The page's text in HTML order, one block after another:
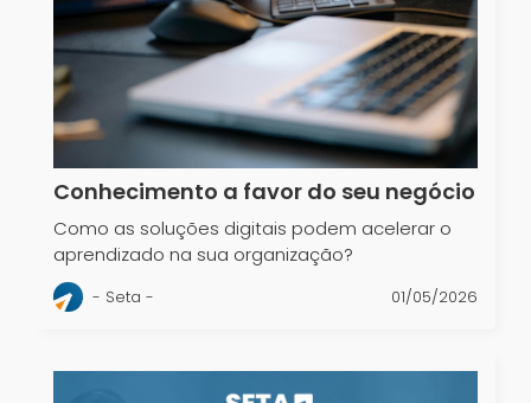
Conhecimento a favor do seu negócio
Como as soluções digitais podem acelerar o
aprendizado na sua organização?
- Seta - 01/05/2026